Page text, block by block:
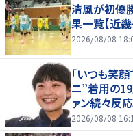
清風が初優
果一覧【近
2026/08/08
「いつも笑
ニ”着用の19
ァン続々反応
2026/08/08